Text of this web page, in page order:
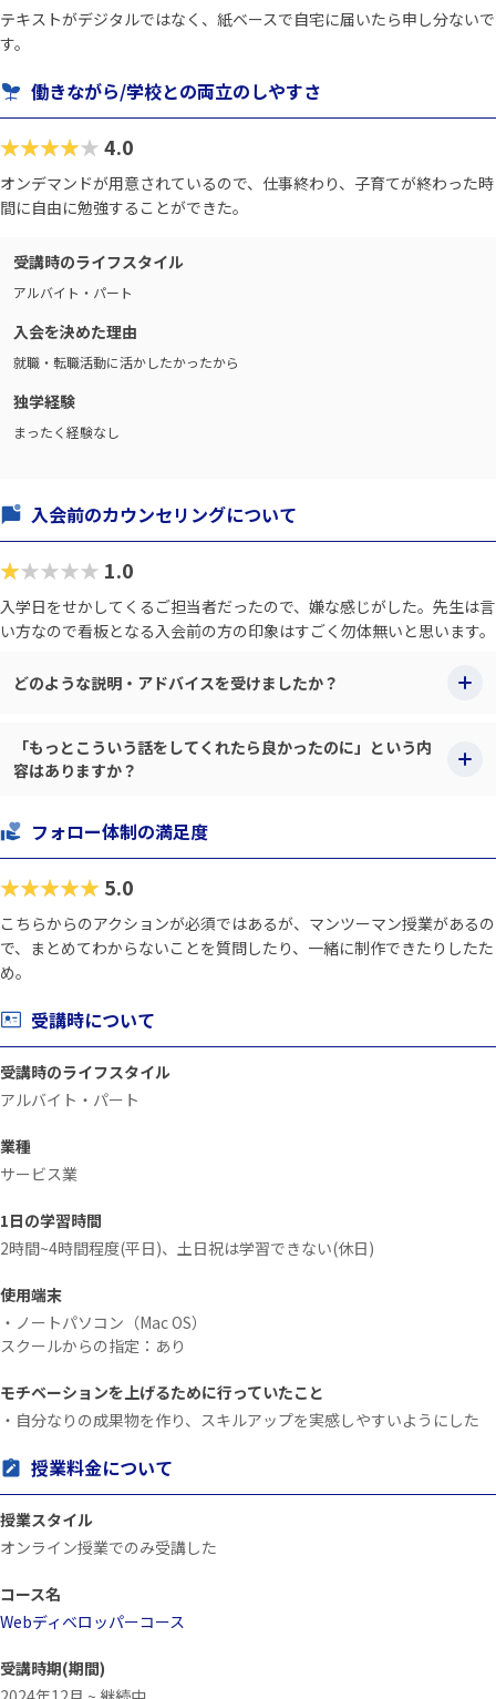
テキストがデジタルではなく、紙ベースで自宅に届いたら申し分ないで
す。
働きながら/学校との両立のしやすさ
★★★★★4.0
オンデマンドが用意されているので、仕事終わり、子育てが終わった時
間に自由に勉強することができた。
受講時のライフスタイル
アルバイト・パート
入会を決めた理由
就職・転職活動に活かしたかったから
独学経験
まったく経験なし
入会前のカウンセリングについて
★★★★★ 1.0
入学日をせかしてくるご担当者だったので、嫌な感じがした。先生は言
い方なので看板となる入会前の方の印象はすごく勿体無いと思います。
どのような説明・アドバイスを受けましたか？
「もっとこういう話をしてくれたら良かったのに」という内
容はありますか？
フォロー体制の満足度
★★★★★ 5.0
こちらからのアクションが必須ではあるが、マンツーマン授業があるの
で、まとめてわからないことを質問したり、一緒に制作できたりしたた
め。
受講時について
受講時のライフスタイル
アルバイト・パート
業種
サービス業
1日の学習時間
2時間~4時間程度(平日)、土日祝は学習できない(休日)
使用端末
・ノートパソコン（Mac OS）
スクールからの指定：あり
モチベーションを上げるために行っていたこと
・自分なりの成果物を作り、スキルアップを実感しやすいようにした
授業料金について
授業スタイル
オンライン授業でのみ受講した
コース名
Webディベロッパーコース
受講時期(期間)